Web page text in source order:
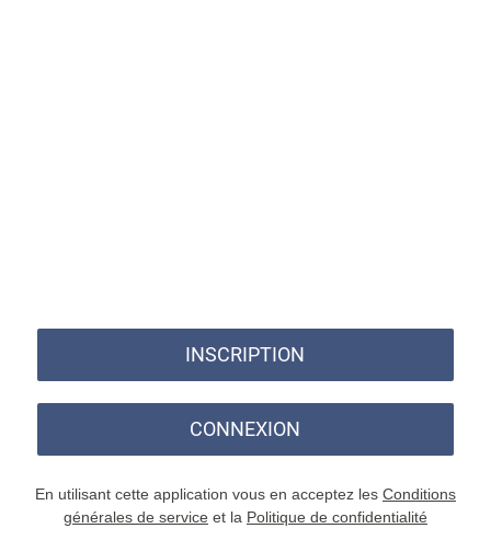
INSCRIPTION
CONNEXION
En utilisant cette application vous en acceptez les Conditions
générales de service et la Politique de confidentialité